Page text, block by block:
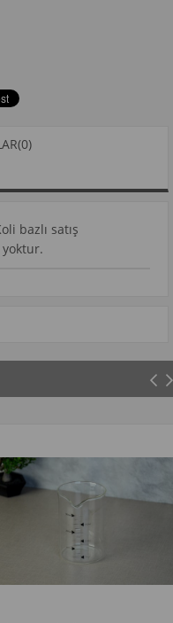
(0)
bazlı satış
yoktur.